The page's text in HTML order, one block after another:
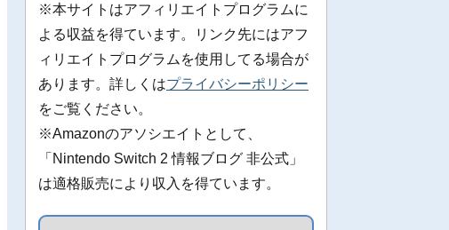
※本サイトはアフィリエイトプログラムに
よる収益を得ています。リンク先にはアフ
ィリエイトプログラムを使用してる場合が
あります。詳しくはプライバシーポリシー
をご覧ください。
※Amazonのアソシエイトとして、
「Nintendo Switch 2 情報ブログ 非公式」
は適格販売により収入を得ています。